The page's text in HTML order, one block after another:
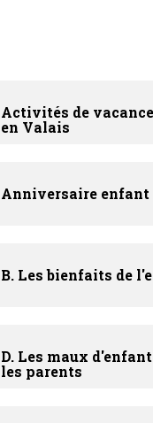
Activités de
en Valais
Anniversaire enfant
B. Les bienfaits de
D. Les maux
les parents